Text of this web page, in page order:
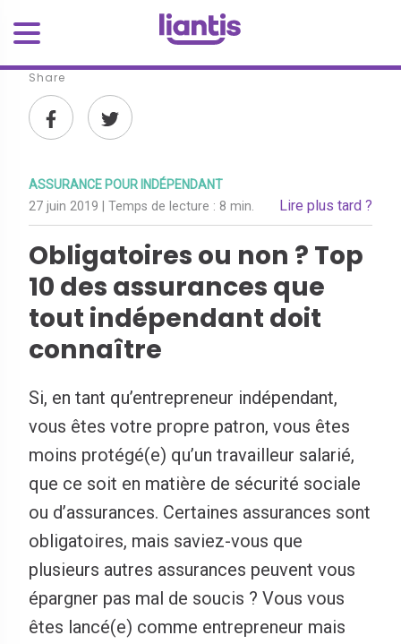
Share
ASSURANCE POUR INDÉPENDANT
27 juin 2019 | Temps de lecture : 8 min. Lire plus tard ?
Obligatoires ou non ? Top
10 des assurances que
tout indépendant doit
connaître
Si, en tant qu’entrepreneur indépendant,
vous êtes votre propre patron, vous êtes
moins protégé(e) qu’un travailleur salarié,
que ce soit en matière de sécurité sociale
ou d’assurances. Certaines assurances sont
obligatoires, mais saviez-vous que
plusieurs autres assurances peuvent vous
épargner pas mal de soucis ? Vous vous
êtes lancé(e) comme entrepreneur mais